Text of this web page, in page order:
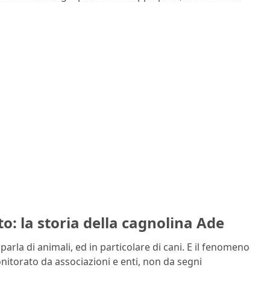
la storia della cagnolina Ade
di animali, ed in particolare di cani. E il fenomeno
da associazioni e enti, non da segni